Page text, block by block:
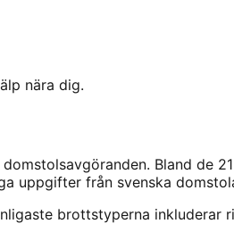
nära dig.
Bland de 21
uppgifter från svenska
brottstyperna inkluderar